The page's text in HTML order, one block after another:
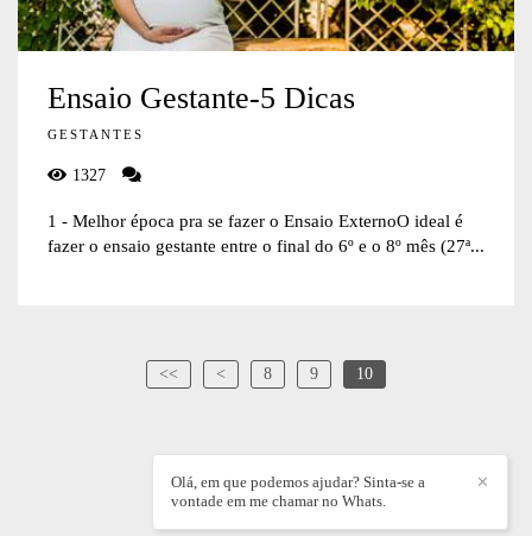
Ensaio Gestante-5 Dicas
GESTANTES
1327
1 - Melhor época pra se fazer o Ensaio ExternoO ideal é
fazer o ensaio gestante entre o final do 6º e o 8º mês (27ª...
<< < 8 9 10
WILLIAN DIEZ/CONTATO
✕
Olá, em que podemos ajudar? Sinta-se a
vontade em me chamar no Whats.